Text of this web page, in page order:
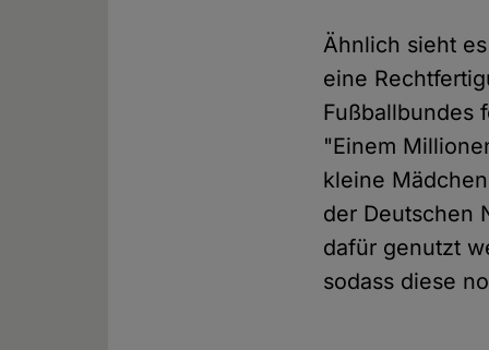
Ähnlich sieht
eine
Fußballbundes
"Einem
kleine
der Deutschen
dafür genutzt
sodass diese